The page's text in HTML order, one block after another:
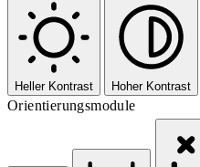
Heller Kontrast Hoher Kontrast
Orientierungsmodule